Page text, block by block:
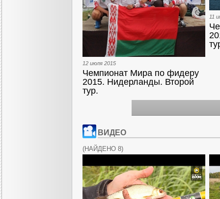
12 июля 2015
Чемпионат Мира по фидеру
2015. Нидерланды. Второй
тур.
11
ВИДЕО
(НАЙДЕНО 8)